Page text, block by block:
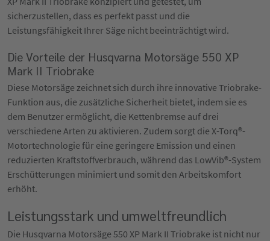
sicherzustellen, dass es perfekt passt und die
Leistungsfähigkeit Ihrer Säge nicht beeinträchtigt wird.
Die Vorteile der Husqvarna Motorsäge 550 XP
Mark II Triobrake
Diese Motorsäge zeichnet sich durch ihre innovative Triobrake-
Funktion aus, die zusätzliche Sicherheit bietet, indem sie es
dem Benutzer ermöglicht, die Kettenbremse auf drei
verschiedene Arten zu aktivieren. Zudem sorgt die X-Torq®-
Motortechnologie für eine geringere Emission und einen
reduzierten Kraftstoffverbrauch, während das LowVib®-System
Erschütterungen minimiert und somit den Arbeitskomfort
erhöht.
Leistungsstark und umweltfreundlich
Die Husqvarna Motorsäge 550 XP Mark II Triobrake ist nicht nur